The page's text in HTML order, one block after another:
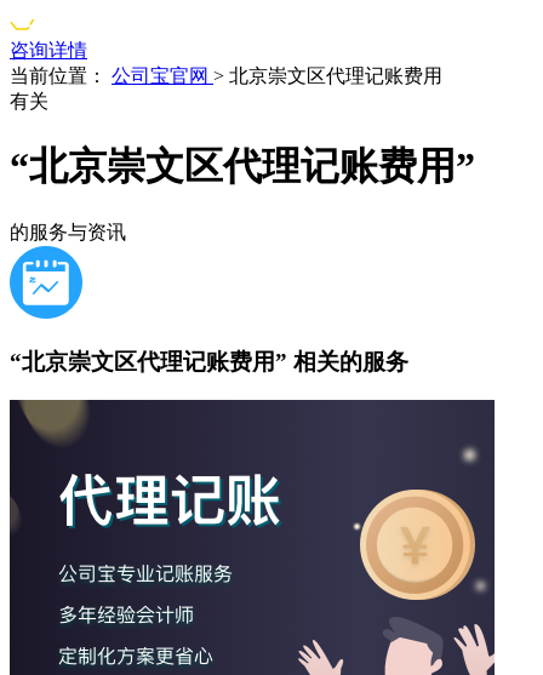
咨询详情
当前位置：
公司宝官网 > 北京崇文区代理记账费用
有关
“北京崇文区代理记账费用”
的服务与资讯
“北京崇文区代理记账费用” 相关的服务